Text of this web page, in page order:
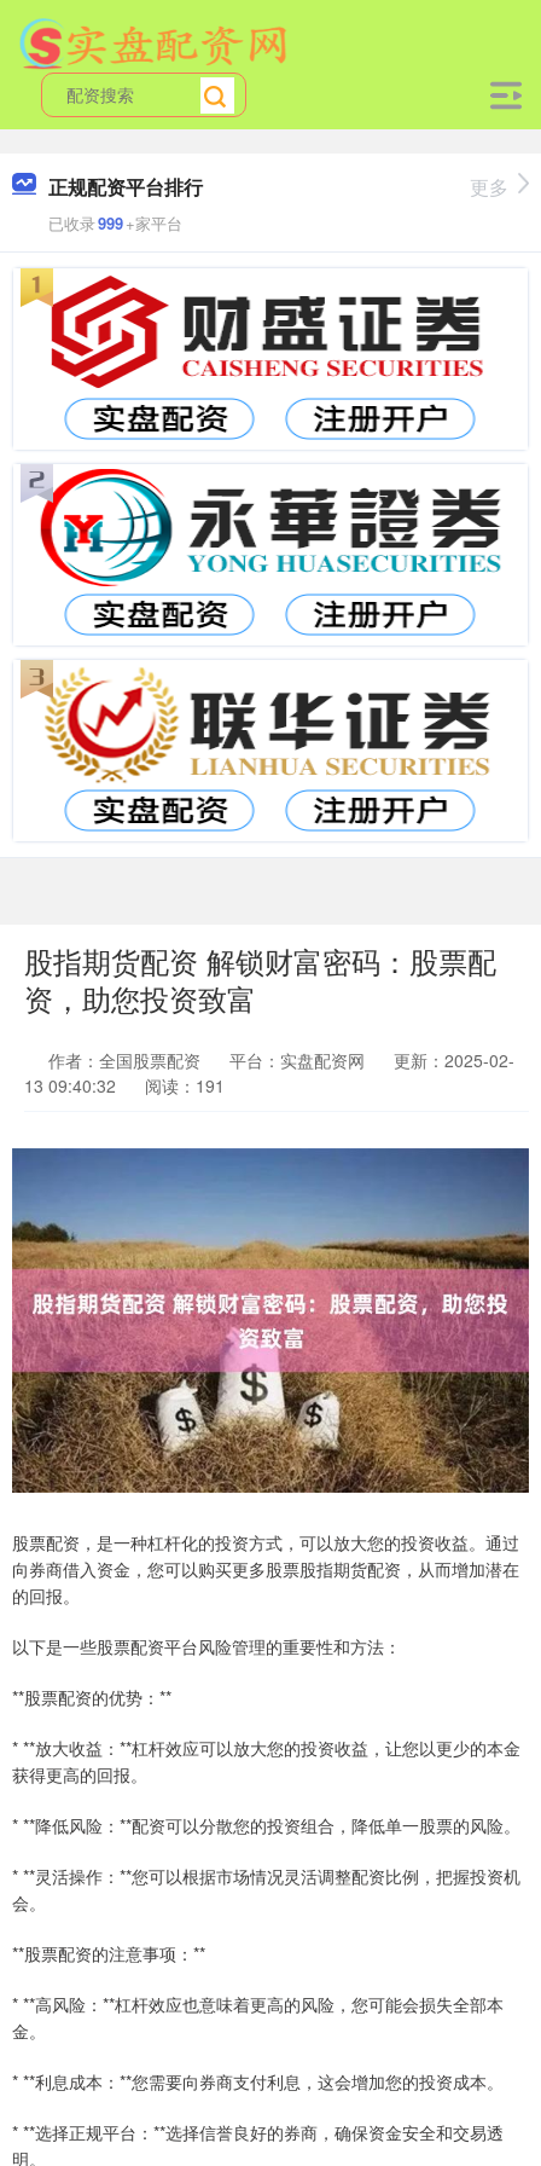
正规配资平台排行
已收录999+家平台
更多
股指期货配资 解锁财富密码：股票配
资，助您投资致富
作者：全国股票配资 平台：实盘配资网
更新：2025-02-
13 09:40:32
阅读：191
股票配资，是一种杠杆化的投资方式，可以放大您的投资收益。通过
向券商借入资金，您可以购买更多股票股指期货配资，从而增加潜在
的回报。
以下是一些股票配资平台风险管理的重要性和方法：
**股票配资的优势：**
* **放大收益：**杠杆效应可以放大您的投资收益，让您以更少的本金
获得更高的回报。
* **降低风险：**配资可以分散您的投资组合，降低单一股票的风险。
* **灵活操作：**您可以根据市场情况灵活调整配资比例，把握投资机
会。
**股票配资的注意事项：**
* **高风险：**杠杆效应也意味着更高的风险，您可能会损失全部本
金。
* **利息成本：**您需要向券商支付利息，这会增加您的投资成本。
* **选择正规平台：**选择信誉良好的券商，确保资金安全和交易透
明。